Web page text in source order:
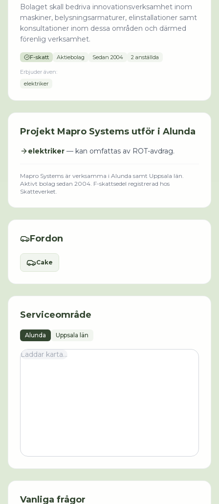
Bolaget skall bedriva innovationsverksamhet inom
maskiner, belysningsarmaturer, elinstallationer samt
konsultationer inom dessa områden och därmed
förenlig verksamhet.
F-skatt Aktiebolag Sedan 2004 2 anställda
Erbjuder även:
elektriker
Projekt Mapro Systems utför i Alunda
elektriker — kan omfattas av ROT-avdrag.
Mapro Systems är verksamma i Alunda samt Uppsala län.
Aktivt bolag sedan 2004. F-skattsedel registrerad hos
Skatteverket.
Fordon
Cake
Serviceområde
Alunda Uppsala län
Laddar karta...
Vanliga frågor